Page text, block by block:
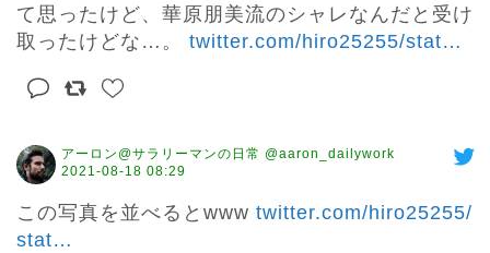
て思ったけど、華原朋美流のシャレなんだと受け
取ったけどな…。 twitter.com/hiro25255/stat…
アーロン@サラリーマンの日常 @aaron_dailywork
2021-08-18 08:29
この写真を並べるとwww twitter.com/hiro25255/
stat…